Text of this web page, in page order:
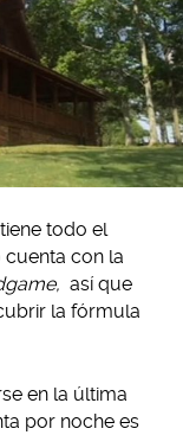
todo el
con la
así que
la fórmula
en la última
por noche es